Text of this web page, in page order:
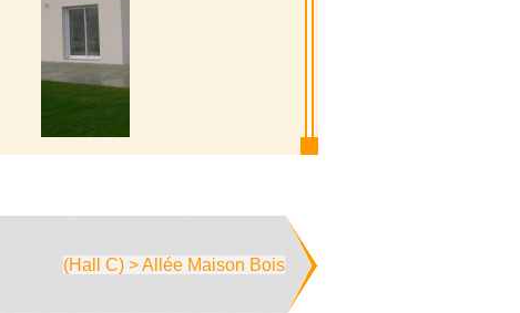
(Hall C) > Allée Maison Bois